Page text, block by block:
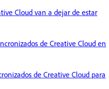
Cloud van a dejar de estar
de Creative Cloud en
de Creative Cloud para